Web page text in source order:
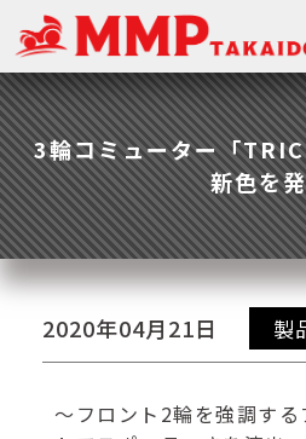
3輪コミューター「
新色を
2020年04月21日 製
～フロント2輪を強調す